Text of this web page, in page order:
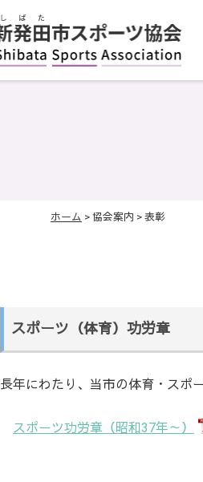
ホーム > 協会案内 > 表彰
スポーツ（体育）功労章
長年にわたり、当市の体育・スポ
スポーツ功労章（昭和37年～）